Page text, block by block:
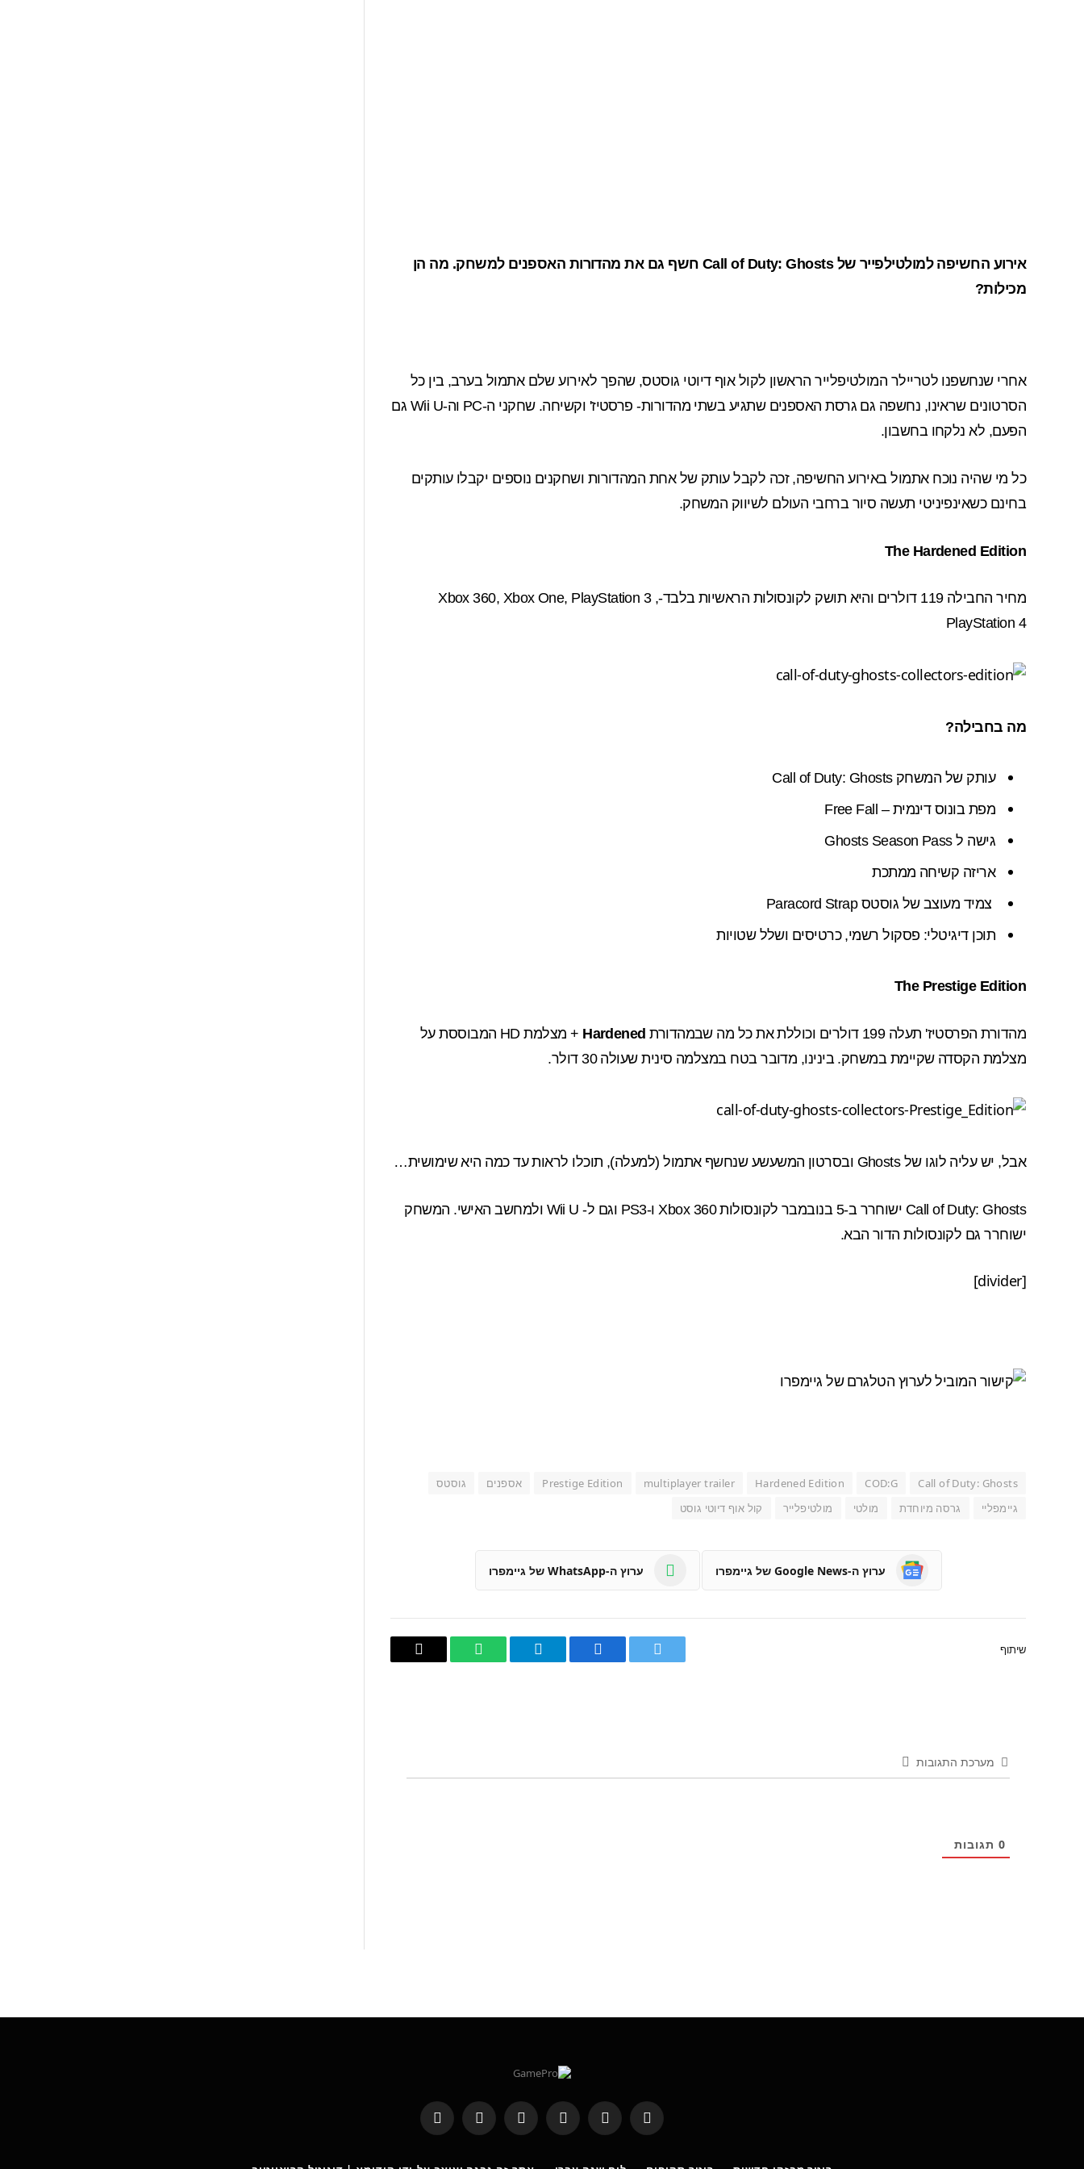
אירוע החשיפה למולטילפייר של Call of Duty: Ghosts חשף גם את מהדורות האספנים למשחק. מה הן
מכילות?
אחרי שנחשפנו לטריילר המולטיפלייר הראשון לקול אוף דיוטי גוסטס, שהפך לאירוע שלם אתמול בערב, בין כל
הסרטונים שראינו, נחשפה גם גרסת האספנים שתגיע בשתי מהדורות- פרסטיז' וקשיחה. שחקני ה-PC וה-Wii U גם
הפעם, לא נלקחו בחשבון.
כל מי שהיה נוכח אתמול באירוע החשיפה, זכה לקבל עותק של אחת המהדורות ושחקנים נוספים יקבלו עותקים
בחינם כשאינפיניטי תעשה סיור ברחבי העולם לשיווק המשחק.
The Hardened Edition
מחיר החבילה 119 דולרים והיא תושק לקונסולות הראשיות בלבד-Xbox 360, Xbox One, PlayStation 3 ,
PlayStation 4
מה בחבילה?
עותק של המשחק Call of Duty: Ghosts
מפת בונוס דינמית – Free Fall
גישה ל Ghosts Season Pass
אריזה קשיחה ממתכת
צמיד מעוצב של גוסטס Paracord Strap
תוכן דיגיטלי: פסקול רשמי, כרטיסים ושלל שטויות
The Prestige Edition
מהדורת הפרסטיז' תעלה 199 דולרים וכוללת את כל מה שבמהדורת Hardened
+ מצלמת HD המבוססת על
מצלמת הקסדה שקיימת במשחק. בינינו, מדובר בטח במצלמה סינית שעולה 30 דולר.
אבל, יש עליה לוגו של Ghosts ובסרטון המשעשע שנחשף אתמול (למעלה), תוכלו לראות עד כמה היא שימושית…
Call of Duty: Ghosts ישוחרר ב-5 בנובמבר לקונסולות Xbox 360 ו-PS3 וגם ל- Wii U ולמחשב האישי. המשחק
ישוחרר גם לקונסולות הדור הבא.
[divider]
Call of Duty: Ghosts
COD:G
Hardened Edition
multiplayer trailer
Prestige Edition אספנים
גוסטס
גיימפליי
גרסה מיוחדת מולטי מולטיפלייר קול אוף דיוטי גוסט
ערוץ ה-Google News של גיימפרו ערוץ ה-WhatsApp של גיימפרו
שיתוף
טוויטר פייסבוק Telegram
WhatsAppהעתק
מערכת התגובות
0 תגובות
RSS
Threads פייסבוק
X
(טוויטר)
WhatsApp
Telegram